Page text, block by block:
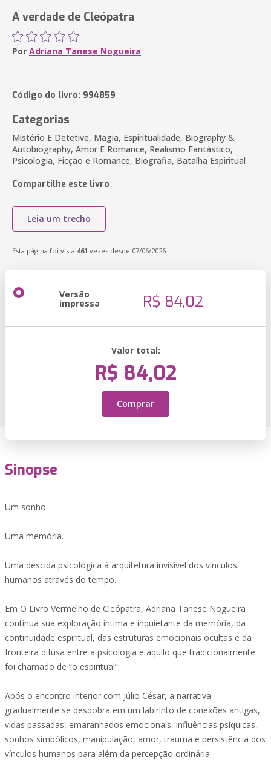
A verdade de Cleópatra
Por Adriana Tanese Nogueira
Código do livro: 994859
Categorias
Mistério E Detetive, Magia, Espiritualidade, Biography &
Autobiography, Amor E Romance, Realismo Fantástico,
Psicologia, Ficção e Romance, Biografia, Batalha Espiritual
Compartilhe este livro
Leia um trecho
Esta página foi vista 461 vezes desde 07/06/2026
Versão
impressa R$ 84,02
Valor total:
R$ 84,02
Comprar
Sinopse
Um sonho.
Uma memória.
Uma descida psicológica à arquitetura invisível dos vínculos
humanos através do tempo.
Em O Livro Vermelho de Cleópatra, Adriana Tanese Nogueira
continua sua exploração íntima e inquietante da memória, da
continuidade espiritual, das estruturas emocionais ocultas e da
fronteira difusa entre a psicologia e aquilo que tradicionalmente
foi chamado de “o espiritual”.
Após o encontro interior com Júlio César, a narrativa
gradualmente se desdobra em um labirinto de conexões antigas,
vidas passadas, emaranhados emocionais, influências psíquicas,
sonhos simbólicos, manipulação, amor, trauma e persistência dos
vínculos humanos para além da percepção ordinária.